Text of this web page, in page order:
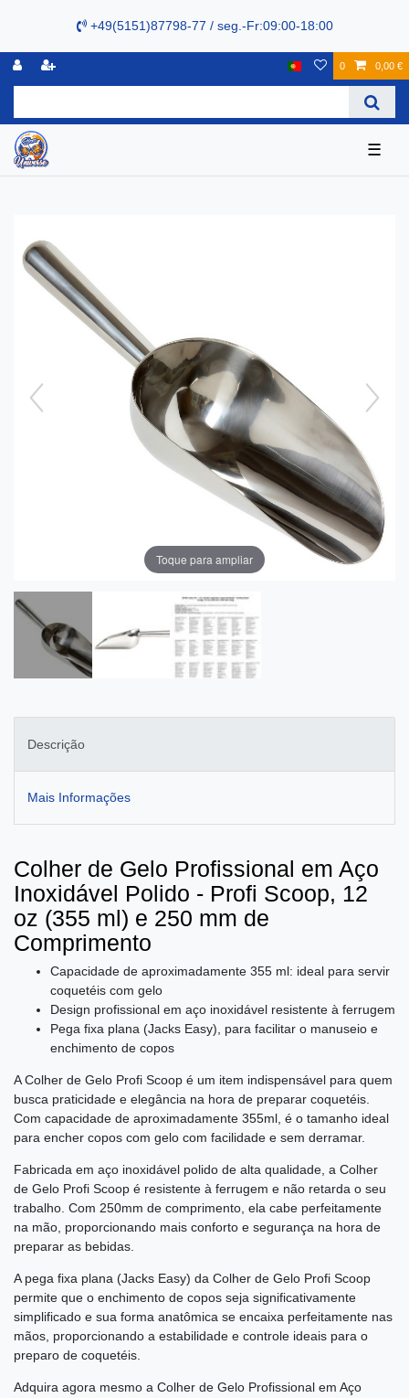
+49(5151)87798-77 / seg.-Fr:09:00-18:00
0 0,00 €
☰
Toque para ampliar
Descrição
Mais Informações
Colher de Gelo Profissional em Aço
Inoxidável Polido - Profi Scoop, 12
oz (355 ml) e 250 mm de
Comprimento
Capacidade de aproximadamente 355 ml: ideal para servir
coquetéis com gelo
Design profissional em aço inoxidável resistente à ferrugem
Pega fixa plana (Jacks Easy), para facilitar o manuseio e
enchimento de copos
A Colher de Gelo Profi Scoop é um item indispensável para quem
busca praticidade e elegância na hora de preparar coquetéis.
Com capacidade de aproximadamente 355ml, é o tamanho ideal
para encher copos com gelo com facilidade e sem derramar.
Fabricada em aço inoxidável polido de alta qualidade, a Colher
de Gelo Profi Scoop é resistente à ferrugem e não retarda o seu
trabalho. Com 250mm de comprimento, ela cabe perfeitamente
na mão, proporcionando mais conforto e segurança na hora de
preparar as bebidas.
A pega fixa plana (Jacks Easy) da Colher de Gelo Profi Scoop
permite que o enchimento de copos seja significativamente
simplificado e sua forma anatômica se encaixa perfeitamente nas
mãos, proporcionando a estabilidade e controle ideais para o
preparo de coquetéis.
Adquira agora mesmo a Colher de Gelo Profissional em Aço